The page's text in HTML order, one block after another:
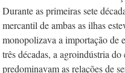
Durante as primeiras sete
mercantil de ambas as ilhas
monopolizava a importação de
três décadas, a agroindústria
predominavam as relações de